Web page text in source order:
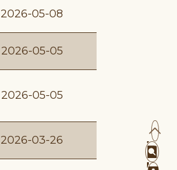
2026-05-08
2026-05-05
2026-05-05
2026-03-26